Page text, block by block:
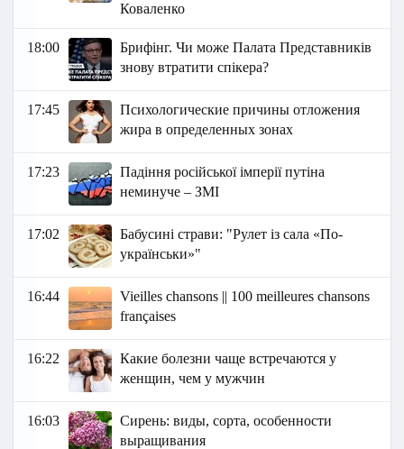
Коваленко
18:00
Брифінг. Чи може Палата Представників
знову втратити спікера?
17:45
Психологические причины отложения
жира в определенных зонах
17:23
Падіння російської імперії путіна
неминуче – ЗМІ
17:02
Бабусині страви: "Рулет із сала «По-
українськи»"
16:44
Vieilles chansons || 100 meilleures chansons
françaises
16:22
Какие болезни чаще встречаются у
женщин, чем у мужчин
16:03
Сирень: виды, сорта, особенности
выращивания